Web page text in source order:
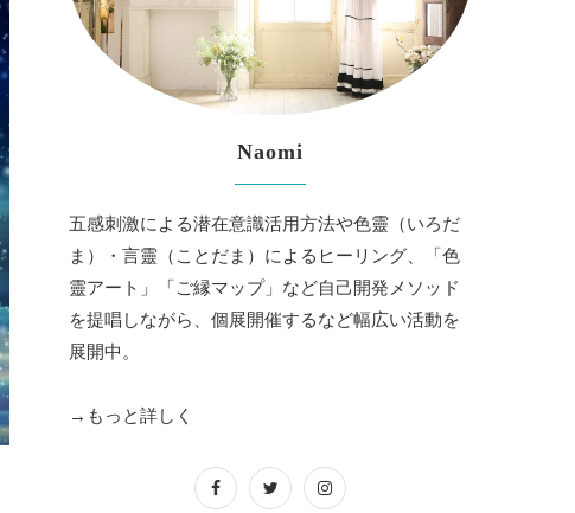
Naomi
五感刺激による潜在意識活用方法や色靈（いろだ
ま）・言靈（ことだま）によるヒーリング、「色
靈アート」「ご縁マップ」など自己開発メソッド
を提唱しながら、個展開催するなど幅広い活動を
展開中。
→もっと詳しく